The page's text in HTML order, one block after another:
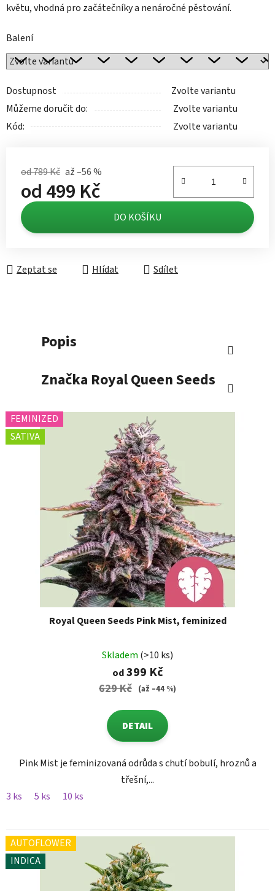
květu, vhodná pro začátečníky a nenáročné pěstování.
Balení
Dostupnost
Zvolte variantu
Můžeme doručit do:
Zvolte variantu
Kód:
Zvolte variantu
od 789 Kč až –56 %
od499 Kč
Měrná cena: DO KOŠÍKU
Zeptat se Hlídat Sdílet
Popis
Značka Royal Queen Seeds
FEMINIZED
SATIVA
Royal Queen Seeds Pink Mist, feminized
Skladem (>10 ks)
od399 Kč
629 Kč (až –44 %)
DETAIL
Pink Mist je feminizovaná odrůda s chutí bobulí, hroznů a
třešní,...
3 ks
5 ks 10 ks
AUTOFLOWER
INDICA